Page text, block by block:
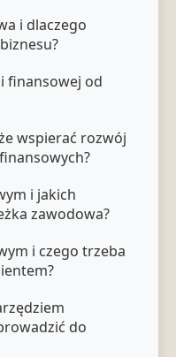
i dlaczego
finansowej od
wspierać rozwój
i jakich
zawodowa?
i czego trzeba
do